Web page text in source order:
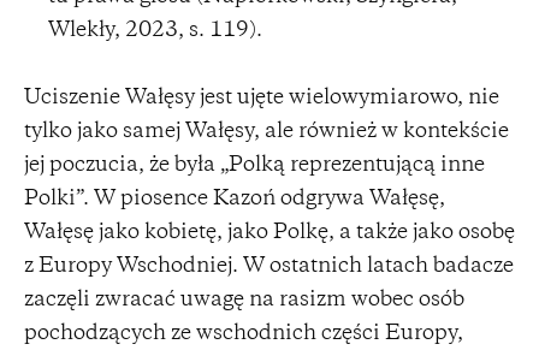
Wlekły, 2023, s. 119).
Uciszenie Wałęsy jest ujęte wielowymiarowo, nie
tylko jako samej Wałęsy, ale również w kontekście
jej poczucia, że była „Polką reprezentującą inne
Polki”. W piosence Kazoń odgrywa Wałęsę,
Wałęsę jako kobietę, jako Polkę, a także jako osobę
z Europy Wschodniej. W ostatnich latach badacze
zaczęli zwracać uwagę na rasizm wobec osób
pochodzących ze wschodnich części Europy,